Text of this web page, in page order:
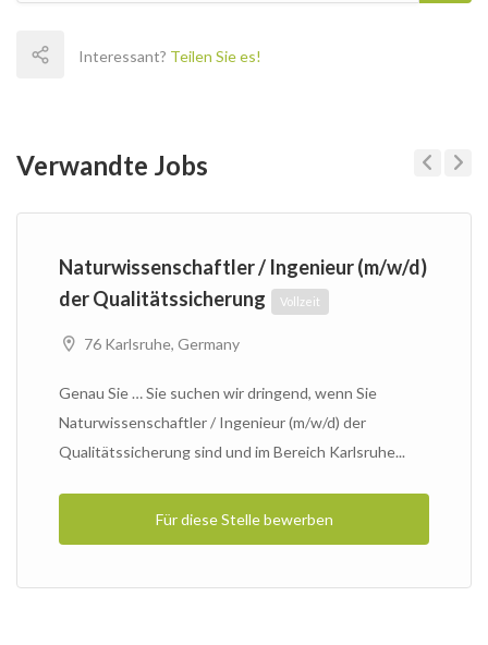
Interessant? Teilen Sie es!
Verwandte Jobs
Naturwissenschaftler / Ingenieur (m/w/d)
der Qualitätssicherung
Vollzeit
76 Karlsruhe, Germany
Genau Sie … Sie suchen wir dringend, wenn Sie
Naturwissenschaftler / Ingenieur (m/w/d) der
Qualitätssicherung sind und im Bereich Karlsruhe...
Für diese Stelle bewerben